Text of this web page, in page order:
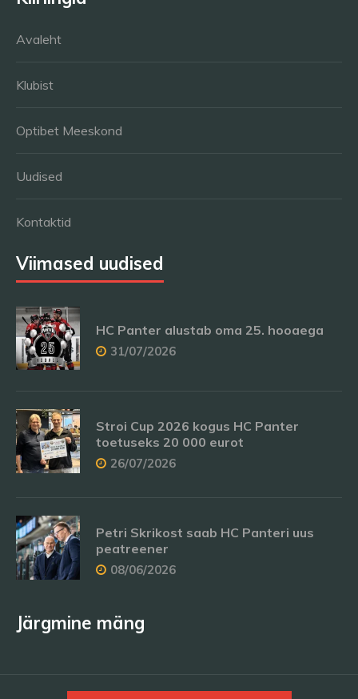
Avaleht
Klubist
Optibet Meeskond
Uudised
Kontaktid
Viimased uudised
HC Panter alustab oma 25. hooaega
31/07/2026
Stroi Cup 2026 kogus HC Panter
toetuseks 20 000 eurot
26/07/2026
Petri Skrikost saab HC Panteri uus
peatreener
08/06/2026
Järgmine mäng